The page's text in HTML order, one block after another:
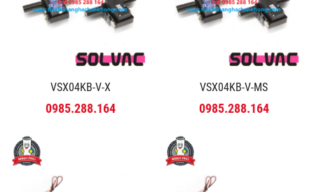
VSX04KB-V-X
0985.288.164
VSX04KB-V-MS
0985.288.164